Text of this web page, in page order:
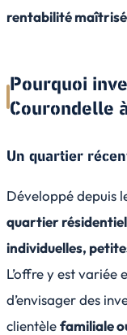
rentabilité
Pourquoi
Courondelle
Un quartier
Développé depuis
quartier
individuelles,
L’offre y est variée
d’envisager des
clientèlefamiliale